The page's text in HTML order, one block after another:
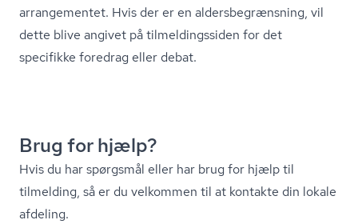
arrangementet. Hvis der er en al­ders­be­græns­ning, vil
dette blive angivet på til­mel­dings­si­den for det
specifikke foredrag eller debat.
Brug for hjælp?
Hvis du har spørgsmål eller har brug for hjælp til
tilmelding, så er du velkommen til at kontakte din lokale
afdeling.